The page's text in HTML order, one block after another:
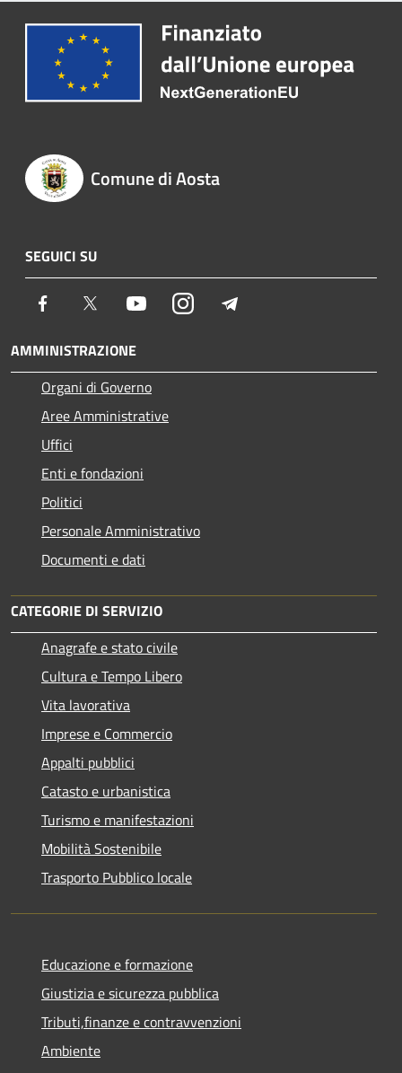
Comune di Aosta
SEGUICI SU
Facebook Twitter YoutubeInstagram
AMMINISTRAZIONE
Organi di Governo
Aree Amministrative
Uffici
Enti e fondazioni
Politici
Personale Amministrativo
Documenti e dati
CATEGORIE DI SERVIZIO
Anagrafe e stato civile
Cultura e Tempo Libero
Vita lavorativa
Imprese e Commercio
Appalti pubblici
Catasto e urbanistica
Turismo e manifestazioni
Mobilità Sostenibile
Trasporto Pubblico locale
Educazione e formazione
Giustizia e sicurezza pubblica
Tributi,finanze e contravvenzioni
Ambiente